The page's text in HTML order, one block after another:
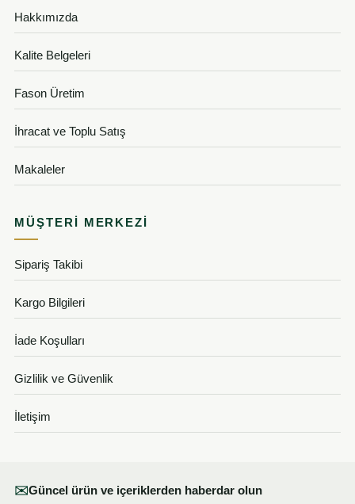
Hakkımızda
Kalite Belgeleri
Fason Üretim
İhracat ve Toplu Satış
Makaleler
MÜŞTERI MERKEZI
Sipariş Takibi
Kargo Bilgileri
İade Koşulları
Gizlilik ve Güvenlik
İletişim
✉Güncel ürün ve içeriklerden haberdar olun